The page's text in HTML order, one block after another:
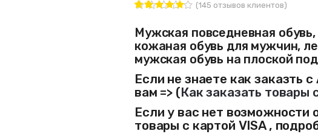
4.82
на основе
опроса
лей
(145 отзывов клиентов)
Мужская повседневная
кожаная обувь для мужчин,
мужская обувь на плоской
Если не знаете как заказть
вам => (Как заказать товары
Если у вас нет возможности
товары с картой VISA ,